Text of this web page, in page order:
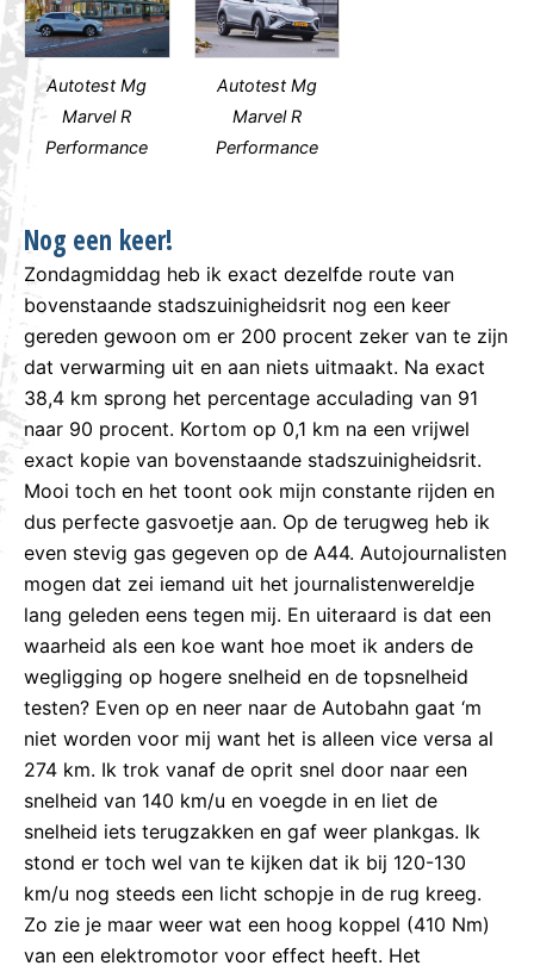
Autotest Mg
Marvel R
Performance
Autotest Mg
Marvel R
Performance
Nog een keer!
Zondagmiddag heb ik exact dezelfde route van
bovenstaande stadszuinigheidsrit nog een keer
gereden gewoon om er 200 procent zeker van te zijn
dat verwarming uit en aan niets uitmaakt. Na exact
38,4 km sprong het percentage acculading van 91
naar 90 procent. Kortom op 0,1 km na een vrijwel
exact kopie van bovenstaande stadszuinigheidsrit.
Mooi toch en het toont ook mijn constante rijden en
dus perfecte gasvoetje aan. Op de terugweg heb ik
even stevig gas gegeven op de A44. Autojournalisten
mogen dat zei iemand uit het journalistenwereldje
lang geleden eens tegen mij. En uiteraard is dat een
waarheid als een koe want hoe moet ik anders de
wegligging op hogere snelheid en de topsnelheid
testen? Even op en neer naar de Autobahn gaat ‘m
niet worden voor mij want het is alleen vice versa al
274 km. Ik trok vanaf de oprit snel door naar een
snelheid van 140 km/u en voegde in en liet de
snelheid iets terugzakken en gaf weer plankgas. Ik
stond er toch wel van te kijken dat ik bij 120-130
km/u nog steeds een licht schopje in de rug kreeg.
Zo zie je maar weer wat een hoog koppel (410 Nm)
van een elektromotor voor effect heeft. Het